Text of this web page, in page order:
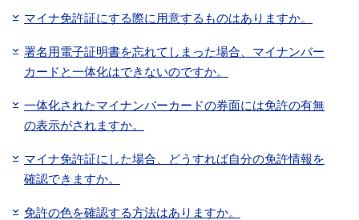
マイナ免許証にする際に用意するものはありますか。
署名用電子証明書を忘れてしまった場合、マイナンバー
カードと一体化はできないのですか。
一体化されたマイナンバーカードの券面には免許の有無
の表示がされますか。
マイナ免許証にした場合、どうすれば自分の免許情報を
確認できますか。
免許の色を確認する方法はありますか。